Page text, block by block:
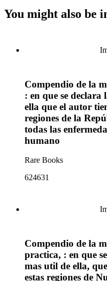
You might also be
Compendio de la
: en que se declara
ella que el autor
regiones de la
todas las
humano
Rare Books
624631
Compendio de la
practica, : en que
mas util de ella,
estas regiones de